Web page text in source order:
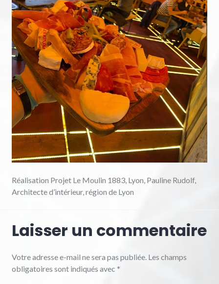
Réalisation Projet Le Moulin 1883, Lyon, Pauline Rudolf,
Architecte d’intérieur, région de Lyon
Laisser un commentaire
Votre adresse e-mail ne sera pas publiée. Les champs
obligatoires sont indiqués avec *